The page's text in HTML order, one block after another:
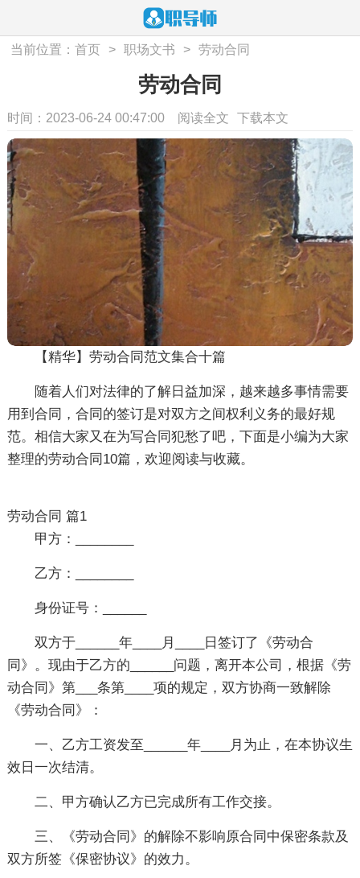
当前位置：首页 > 职场文书 > 劳动合同
劳动合同
时间：2023-06-24 00:47:00 阅读全文 下载本文
【精华】劳动合同范文集合十篇
随着人们对法律的了解日益加深，越来越多事情需要
用到合同，合同的签订是对双方之间权利义务的最好规
范。相信大家又在为写合同犯愁了吧，下面是小编为大家
整理的劳动合同10篇，欢迎阅读与收藏。
劳动合同 篇1
甲方：________
乙方：________
身份证号：______
双方于______年____月____日签订了《劳动合
同》。现由于乙方的______问题，离开本公司，根据《劳
动合同》第___条第____项的规定，双方协商一致解除
《劳动合同》：
一、乙方工资发至______年____月为止，在本协议生
效日一次结清。
二、甲方确认乙方已完成所有工作交接。
三、《劳动合同》的解除不影响原合同中保密条款及
双方所签《保密协议》的效力。